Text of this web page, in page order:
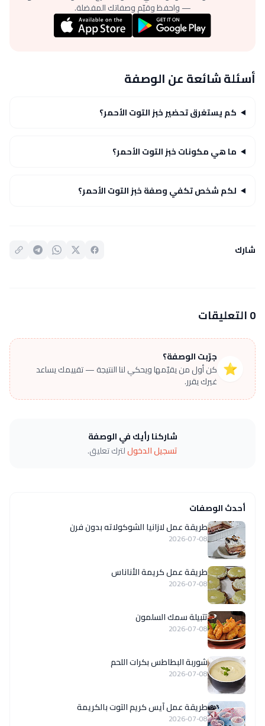
— واحفظ وقيّم وصفاتك المفضلة.
أسئلة شائعة عن الوصفة
كم يستغرق تحضير خبز التوت الأحمر؟
ما هي مكونات خبز التوت الأحمر؟
لكم شخص تكفي وصفة خبز التوت الأحمر؟
شارك
0 التعليقات
⭐
جرّبت الوصفة؟
كن أول من يقيّمها ويحكي لنا النتيجة — تقييمك يساعد
غيرك يقرر.
شاركنا رأيك في الوصفة
تسجيل الدخوللترك تعليق.
أحدث الوصفات
طريقة عمل لازانيا الشوكولاته بدون فرن
2026-07-08
طريقة عمل كريمة الأناناس
2026-07-08
تتبيلة سمك السلمون
2026-07-08
شوربة البطاطس بكرات اللحم
2026-07-08
طريقة عمل آيس كريم التوت بالكريمة
2026-07-08